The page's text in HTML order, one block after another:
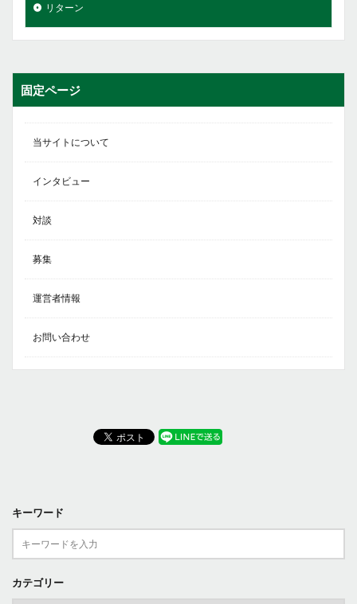
リターン
固定ページ
当サイトについて
インタビュー
対談
募集
運営者情報
お問い合わせ
キーワード
カテゴリー